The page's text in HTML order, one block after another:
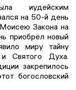
иудейским
на 50-й день
Закона на
приобрёл новый
миру тайну
Святого Духа.
закрепилось
богословский